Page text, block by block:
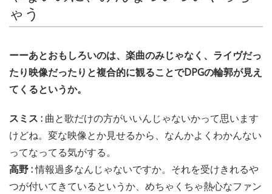
ゃう
ーーあとおもしろいのは、楽曲のみじゃなく、ライヴだっ
たり映像だったりと複合的に観ることでDPGの輪郭が見え
てくるというか。
スミス : 曲と歌だけの方がいいんじゃないかって思います
けどね。変な映像とか見せるから、なんかよくわかんない
ってなってる気がする。
高野 :情報過多なんじゃないですか。それを受けきれるや
つが付いてきているというか、めちゃくちゃ熱心なファン